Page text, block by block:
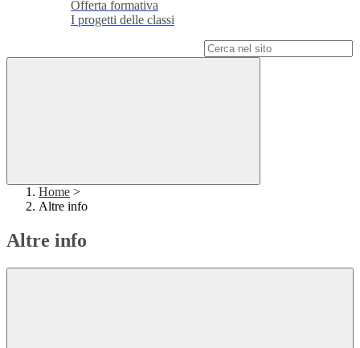
Offerta formativa
I progetti delle classi
Home >
Altre info
Altre info